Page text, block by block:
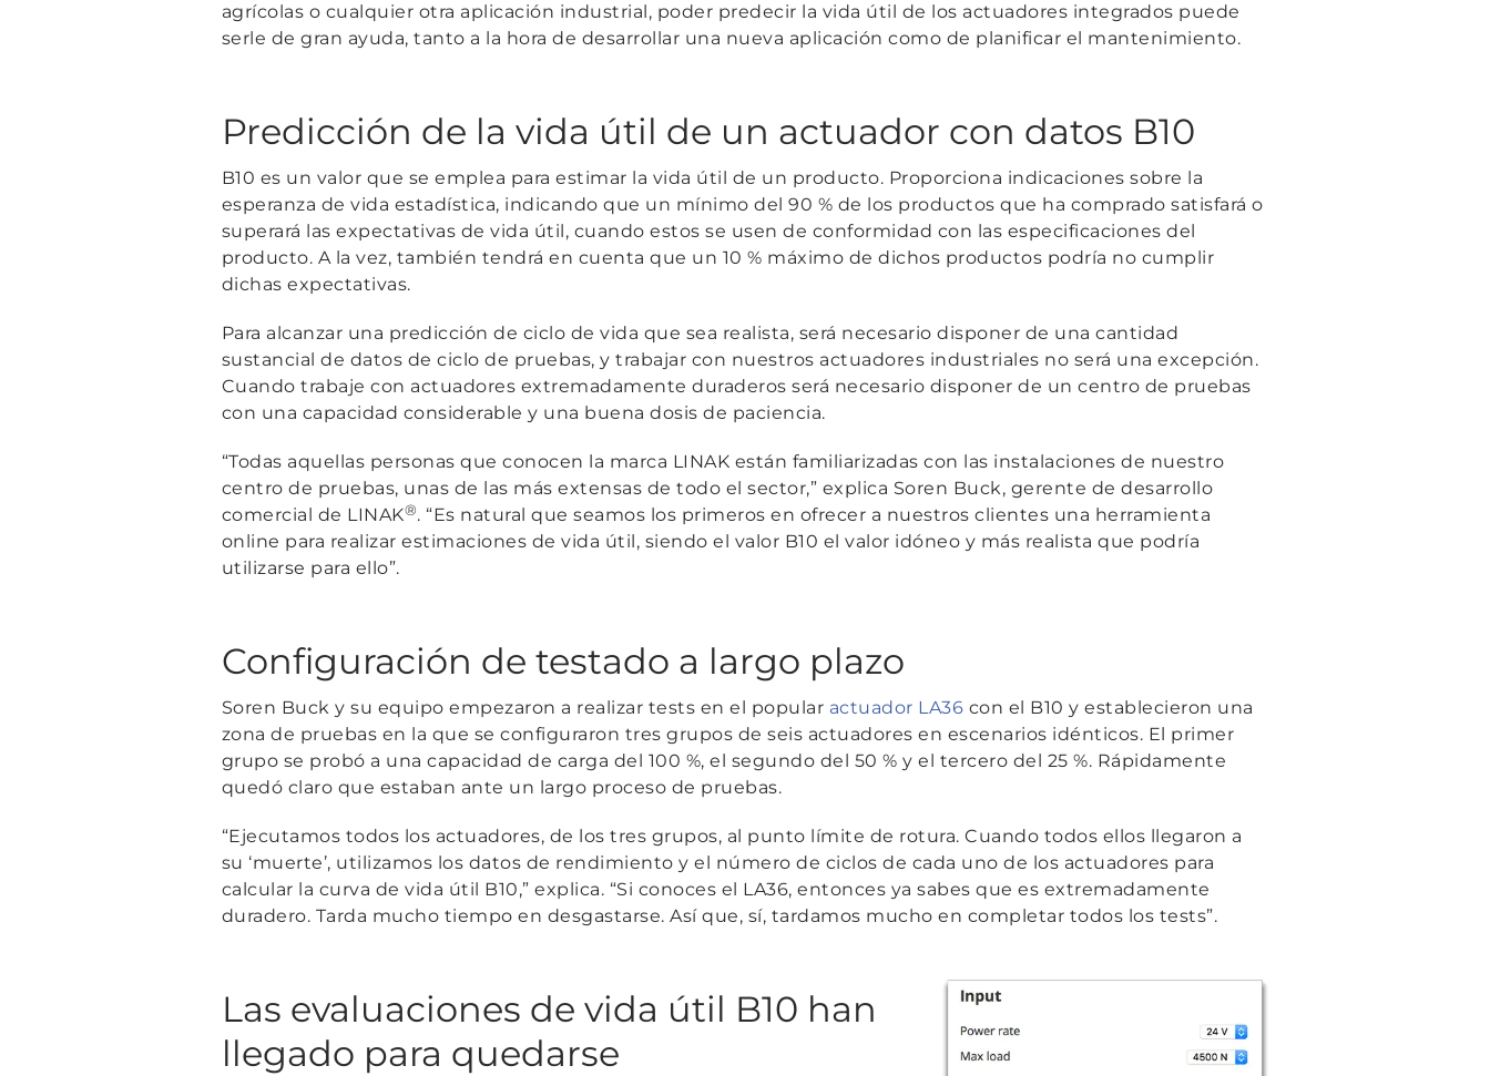
agrícolas o cualquier otra aplicación industrial, poder predecir la vida útil de los actuadores integrados puede
serle de gran ayuda, tanto a la hora de desarrollar una nueva aplicación como de planificar el mantenimiento.
Predicción de la vida útil de un actuador con datos B10
B10 es un valor que se emplea para estimar la vida útil de un producto. Proporciona indicaciones sobre la
esperanza de vida estadística, indicando que un mínimo del 90 % de los productos que ha comprado satisfará o
superará las expectativas de vida útil, cuando estos se usen de conformidad con las especificaciones del
producto. A la vez, también tendrá en cuenta que un 10 % máximo de dichos productos podría no cumplir
dichas expectativas.
Para alcanzar una predicción de ciclo de vida que sea realista, será necesario disponer de una cantidad
sustancial de datos de ciclo de pruebas, y trabajar con nuestros actuadores industriales no será una excepción.
Cuando trabaje con actuadores extremadamente duraderos será necesario disponer de un centro de pruebas
con una capacidad considerable y una buena dosis de paciencia.
“Todas aquellas personas que conocen la marca LINAK están familiarizadas con las instalaciones de nuestro
centro de pruebas, unas de las más extensas de todo el sector,” explica Soren Buck, gerente de desarrollo
comercial de LINAK®. “Es natural que seamos los primeros en ofrecer a nuestros clientes una herramienta
online para realizar estimaciones de vida útil, siendo el valor B10 el valor idóneo y más realista que podría
utilizarse para ello”.
Configuración de testado a largo plazo
Soren Buck y su equipo empezaron a realizar tests en el popular actuador LA36 con el B10 y establecieron una
zona de pruebas en la que se configuraron tres grupos de seis actuadores en escenarios idénticos. El primer
grupo se probó a una capacidad de carga del 100 %, el segundo del 50 % y el tercero del 25 %. Rápidamente
quedó claro que estaban ante un largo proceso de pruebas.
“Ejecutamos todos los actuadores, de los tres grupos, al punto límite de rotura. Cuando todos ellos llegaron a
su ‘muerte’, utilizamos los datos de rendimiento y el número de ciclos de cada uno de los actuadores para
calcular la curva de vida útil B10,” explica. “Si conoces el LA36, entonces ya sabes que es extremadamente
duradero. Tarda mucho tiempo en desgastarse. Así que, sí, tardamos mucho en completar todos los tests”.
Las evaluaciones de vida útil B10 han
llegado para quedarse